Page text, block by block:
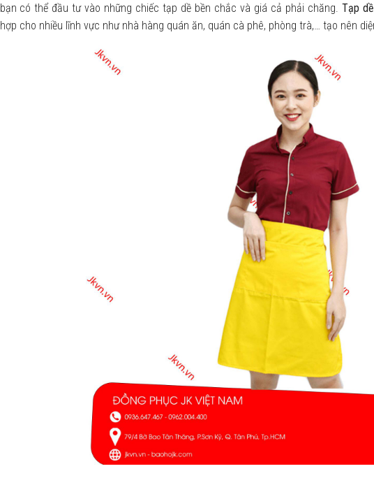
bạn có thể đầu tư vào những chiếc tạp dề bền chắc và giá cả phải chăng. Tạp
hợp cho nhiều lĩnh vực như nhà hàng quán ăn, quán cà phê, phòng trà,… tạo nên